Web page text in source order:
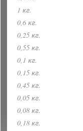
1 кг.
0,6 кг.
0,25 кг.
0,55 кг.
0,1 кг.
0,15 кг.
0,45 кг.
0,05 кг.
0,08 кг.
0,18 кг.